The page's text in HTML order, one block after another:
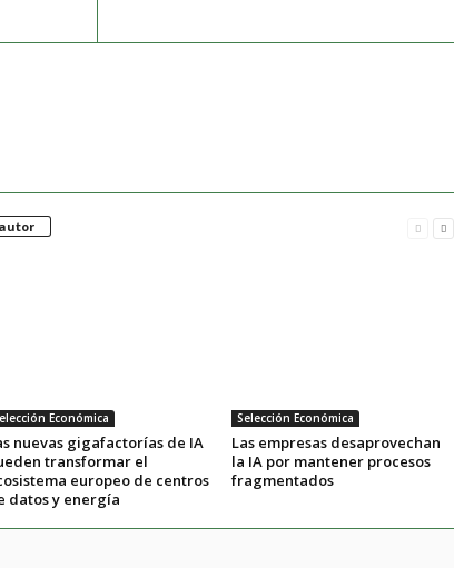
Económica
nuevas gigafactorías de IA
transformar el
europeo de centros
datos y energía
Selección Económica
Las empresas desaprovechan
la IA por mantener procesos
fragmentados